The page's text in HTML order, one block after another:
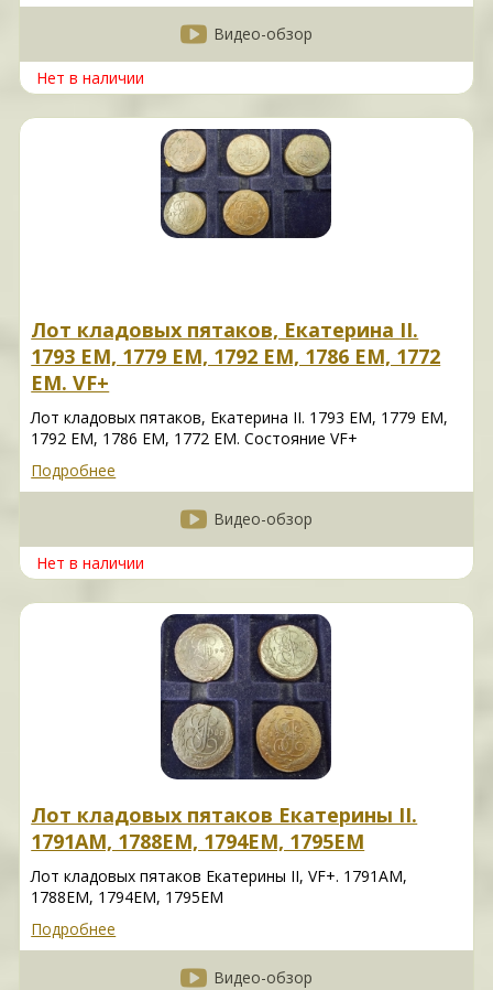
Видео-обзор
Нет в наличии
Лот кладовых пятаков, Екатерина II.
1793 ЕМ, 1779 ЕМ, 1792 ЕМ, 1786 ЕМ, 1772
ЕМ. VF+
Лот кладовых пятаков, Екатерина II. 1793 ЕМ, 1779 ЕМ,
1792 ЕМ, 1786 ЕМ, 1772 ЕМ. Состояние VF+
Подробнее
Видео-обзор
Нет в наличии
Лот кладовых пятаков Екатерины II.
1791АМ, 1788ЕМ, 1794ЕМ, 1795ЕМ
Лот кладовых пятаков Екатерины II, VF+. 1791АМ,
1788ЕМ, 1794ЕМ, 1795ЕМ
Подробнее
Видео-обзор